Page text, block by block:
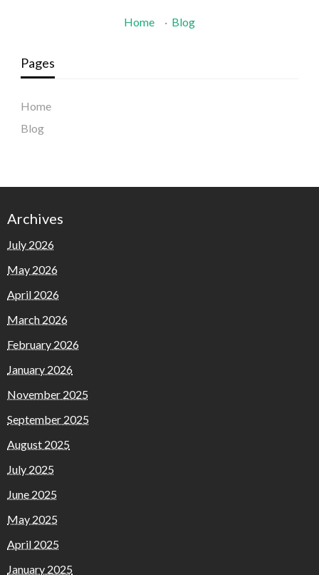
Home · Blog
Pages
Home
Blog
Archives
July 2026
May 2026
April 2026
March 2026
February 2026
January 2026
November 2025
September 2025
August 2025
July 2025
June 2025
May 2025
April 2025
January 2025